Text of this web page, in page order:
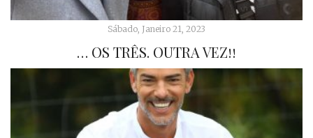
Sábado, Janeiro 21, 2023
… OS TRÊS. OUTRA VEZ!!